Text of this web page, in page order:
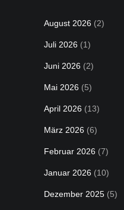
August 2026 (2)
Juli 2026 (1)
Juni 2026 (2)
Mai 2026 (5)
April 2026 (13)
März 2026 (6)
Februar 2026 (7)
Januar 2026 (10)
Dezember 2025 (5)